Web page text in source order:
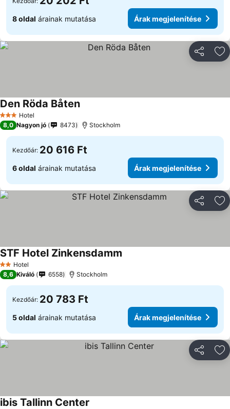
8 oldal árainak mutatása Árak megjelenítése
3 Kategória
Hotel
Den Röda BåtenÁrak megjelenítése
8,0 Nagyon jó 8473 Stockholm
Kezdőár: 20 616 Ft
6 oldal árainak mutatása Árak megjelenítése
2 Kategória
Hotel
STF Hotel Zinkensdamm
8,6 Kiváló 6558 Stockholm
Kezdőár: 20 783 Ft
5 oldal árainak mutatása Árak megjelenítése
ibis Tallinn Center